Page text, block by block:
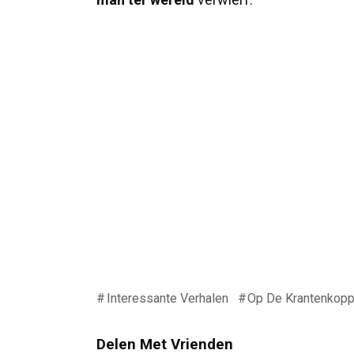
Interessante Verhalen Op De
Delen Met Vrienden